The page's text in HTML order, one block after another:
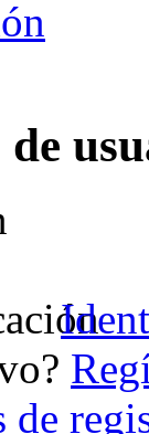
de
de